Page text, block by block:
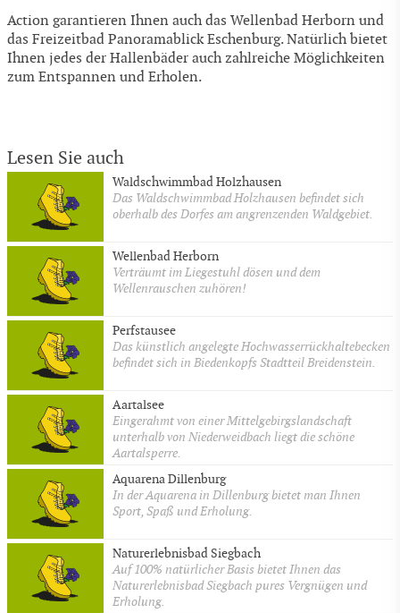
Action garantieren Ihnen auch das Wellenbad Herborn und
das Freizeitbad Panoramablick Eschenburg. Natürlich bietet
Ihnen jedes der Hallenbäder auch zahlreiche Möglichkeiten
zum Entspannen und Erholen.
Lesen Sie auch
Waldschwimmbad Holzhausen
Das Waldschwimmbad Holzhausen befindet sich
oberhalb des Dorfes am angrenzenden Waldgebiet.
Wellenbad Herborn
Verträumt im Liegestuhl dösen und dem
Wellenrauschen zuhören!
Perfstausee
Das künstlich angelegte Hochwasserrückhaltebecken
befindet sich in Biedenkopfs Stadtteil Breidenstein.
Aartalsee
Eingerahmt von einer Mittelgebirgslandschaft
unterhalb von Niederweidbach liegt die schöne
Aartalsperre.
Aquarena Dillenburg
In der Aquarena in Dillenburg bietet man Ihnen
Sport, Spaß und Erholung.
Naturerlebnisbad Siegbach
Auf 100% natürlicher Basis bietet Ihnen das
Naturerlebnisbad Siegbach pures Vergnügen und
Erholung.